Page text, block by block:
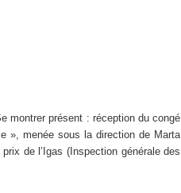
montrer présent : réception du congé
», menée sous la direction de Marta
de l’Igas (Inspection générale des